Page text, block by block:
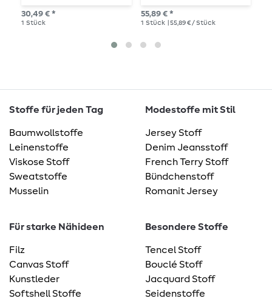
Badezimmer Multicolor
30,49 € *
1 Stück
Cheater Quilt Schwarz
55,89 € *
1 Stück | 55,89 € / Stück
Stoffe für jeden Tag
Baumwollstoffe
Leinenstoffe
Viskose Stoff
Sweatstoffe
Musselin
Modestoffe mit Stil
Jersey Stoff
Denim Jeansstoff
French Terry Stoff
Bündchenstoff
Romanit Jersey
Für starke Nähideen
Filz
Canvas Stoff
Kunstleder
Softshell Stoffe
Besondere Stoffe
Tencel Stoff
Bouclé Stoff
Jacquard Stoff
Seidenstoffe